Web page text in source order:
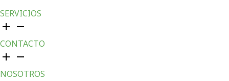
SERVICIOS
CONTACTO
NOSOTROS